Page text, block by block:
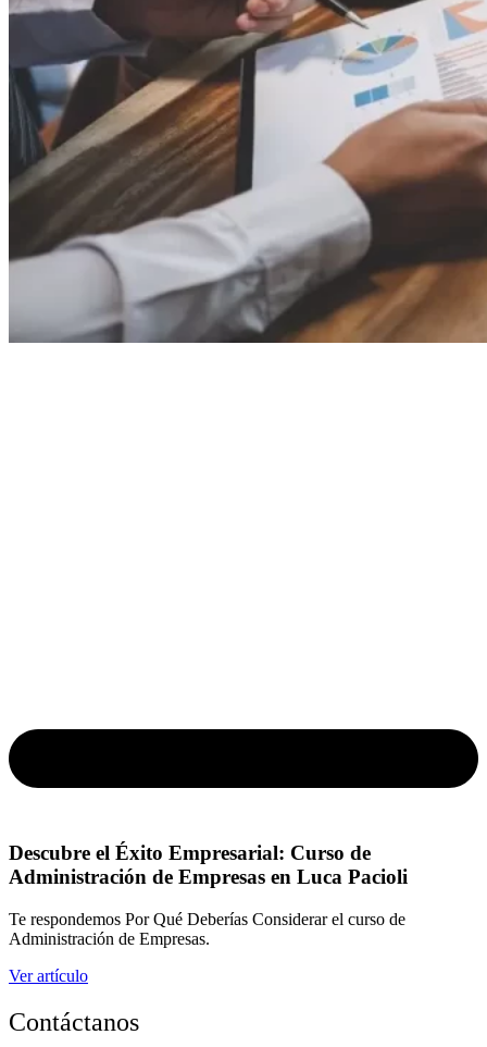
Descubre el Éxito Empresarial: Curso de
Administración de Empresas en Luca Pacioli
Te respondemos Por Qué Deberías Considerar el curso de
Administración de Empresas.
Ver artículo
Contáctanos